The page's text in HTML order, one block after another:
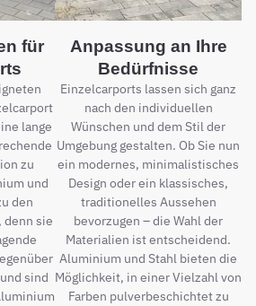
für
lange
zu
und
den
denn sie
sind
Anpassung an Ihre
Bedürfnisse
Einzelcarports lassen sich ganz
nach den individuellen
Wünschen und dem Stil der
Umgebung gestalten. Ob Sie nun
ein modernes, minimalistisches
Design oder ein klassisches,
traditionelles Aussehen
bevorzugen – die Wahl der
Materialien ist entscheidend.
Aluminium und Stahl bieten die
Möglichkeit, in einer Vielzahl von
Farben pulverbeschichtet zu